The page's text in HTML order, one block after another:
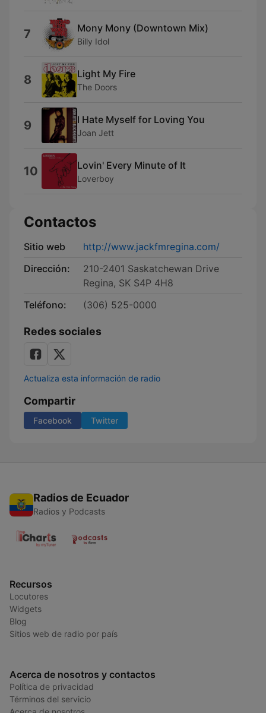
7 Mony Mony (Downtown Mix)
Billy Idol
8 Light My Fire
The Doors
9 I Hate Myself for Loving You
Joan Jett
10 Lovin' Every Minute of It
Loverboy
Contactos
Sitio web
http://www.jackfmregina.com/
Dirección:
210-2401 Saskatchewan Drive
Regina, SK S4P 4H8
Teléfono:
(306) 525-0000
Redes sociales
Actualiza esta información de radio
Compartir
Facebook Twitter
Radios de Ecuador
Radios y Podcasts
Recursos
Locutores
Widgets
Blog
Sitios web de radio por país
Acerca de nosotros y contactos
Política de privacidad
Términos del servicio